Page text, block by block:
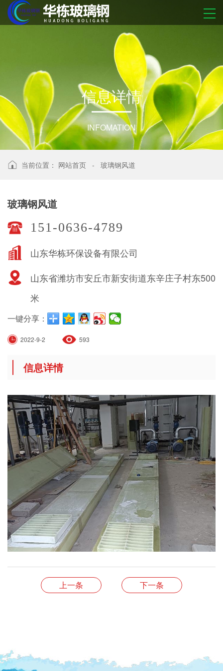
信息详情
INFOMATION
当前位置： 网站首页 - 玻璃钢风道
玻璃钢风道
151-0636-4789
山东华栋环保设备有限公司
山东省潍坊市安丘市新安街道东辛庄子村东500
米
一键分享：
2022-9-2 593
信息详情
上一条 下一条